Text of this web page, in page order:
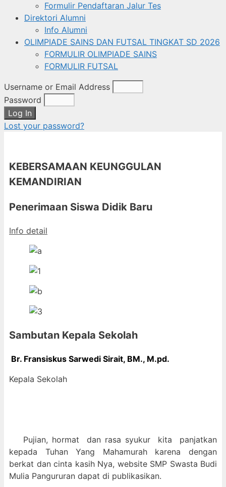
Formulir Pendaftaran Jalur Tes
Direktori Alumni
Info Alumni
OLIMPIADE SAINS DAN FUTSAL TINGKAT SD 2026
FORMULIR OLIMPIADE SAINS
FORMULIR FUTSAL
Username or Email Address
Password
Log In
Lost your password?
KEBERSAMAAN KEUNGGULAN
KEMANDIRIAN
Penerimaan Siswa Didik Baru
Info detail
Sambutan Kepala Sekolah
Br. Fransiskus Sarwedi Sirait, BM., M.pd.
Kepala Sekolah
Pujian, hormat dan rasa syukur kita panjatkan
kepada Tuhan Yang Mahamurah karena dengan
berkat dan cinta kasih Nya, website SMP Swasta Budi
Mulia Pangururan dapat di publikasikan.